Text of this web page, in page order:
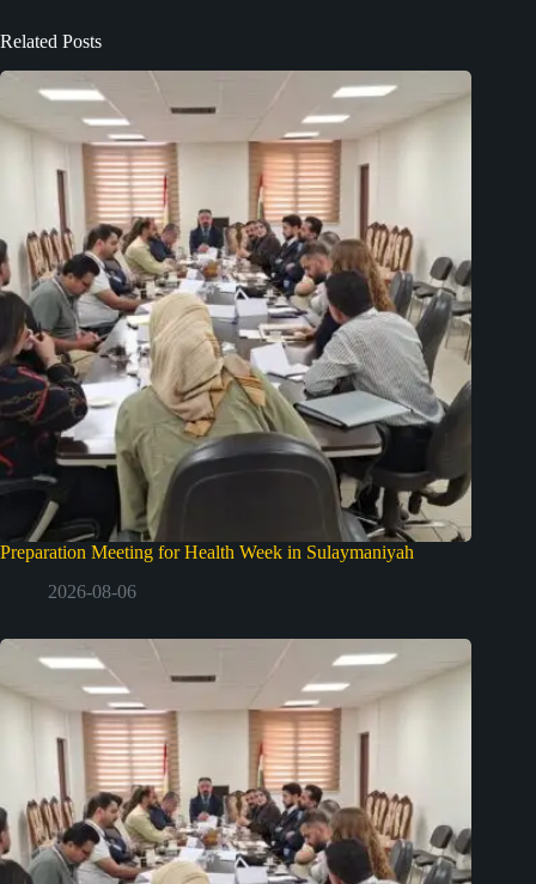
Related Posts
Preparation Meeting for Health Week in Sulaymaniyah
2026-08-06